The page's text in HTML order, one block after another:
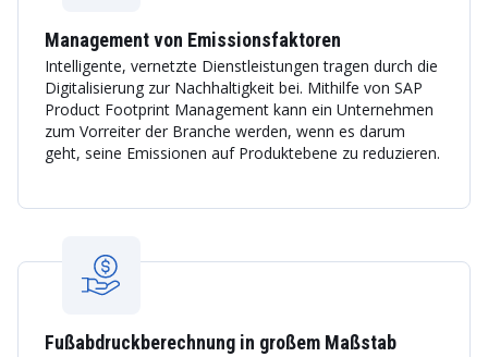
Management von Emissionsfaktoren
Intelligente, vernetzte Dienstleistungen tragen durch die
Digitalisierung zur Nachhaltigkeit bei. Mithilfe von SAP
Product Footprint Management kann ein Unternehmen
zum Vorreiter der Branche werden, wenn es darum
geht, seine Emissionen auf Produktebene zu reduzieren.
Fußabdruckberechnung in großem Maßstab